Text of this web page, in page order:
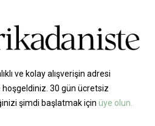
ve kolay alışverişin adresi
hoşgeldiniz. 30 gün ücretsiz
şimdi başlatmak için üye olun.